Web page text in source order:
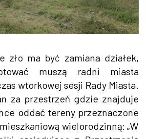
zło ma być zamiana działek,
muszą radni miasta
wtorkowej sesji Rady Miasta.
za przestrzeń gdzie znajduje
oddać tereny przeznaczone
wielorodzinną: „W